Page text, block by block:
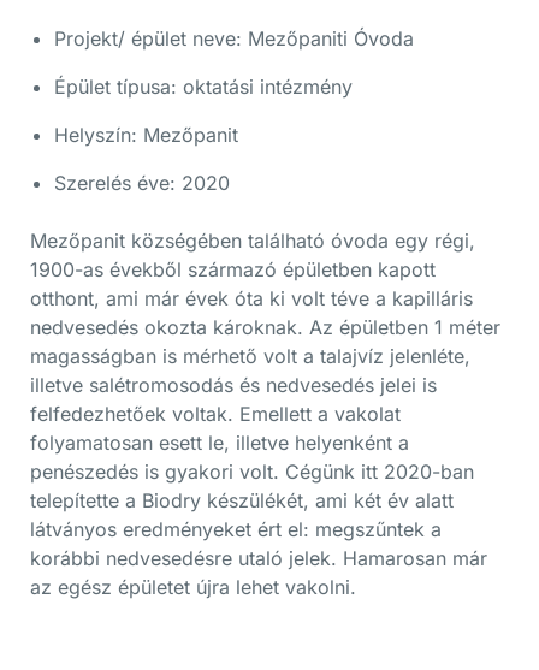
Projekt/ épület neve: Mezőpaniti Óvoda
Épület típusa: oktatási intézmény
Helyszín: Mezőpanit
Szerelés éve: 2020
Mezőpanit községében található óvoda egy régi,
1900-as évekből származó épületben kapott
otthont, ami már évek óta ki volt téve a kapilláris
nedvesedés okozta károknak. Az épületben 1 méter
magasságban is mérhető volt a talajvíz jelenléte,
illetve salétromosodás és nedvesedés jelei is
felfedezhetőek voltak. Emellett a vakolat
folyamatosan esett le, illetve helyenként a
penészedés is gyakori volt. Cégünk itt 2020-ban
telepítette a Biodry készülékét, ami két év alatt
látványos eredményeket ért el: megszűntek a
korábbi nedvesedésre utaló jelek. Hamarosan már
az egész épületet újra lehet vakolni.